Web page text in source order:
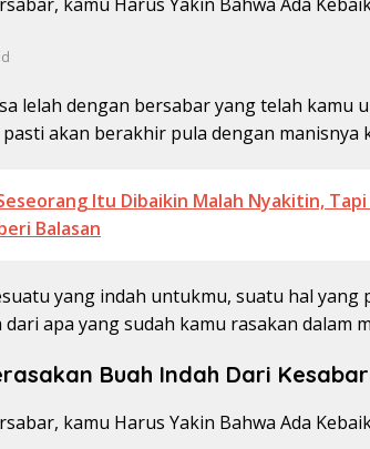
lelah dengan bersabar yang telah kamu
akan berakhir pula dengan manisnya
Itu Dibaikin Malah Nyakitin,
Balasan
yang indah untukmu, suatu hal yang
apa yang sudah kamu rasakan dalam
Buah Indah Dari